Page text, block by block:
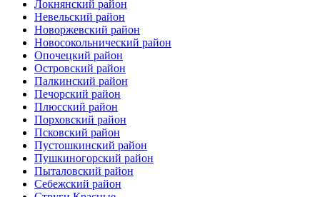
Локнянский район
Невельский район
Новоржевский район
Новосокольнический район
Опочецкий район
Островский район
Палкинский район
Печорский район
Плюсский район
Порховский район
Псковский район
Пустошкинский район
Пушкиногорский район
Пыталовский район
Себежский район